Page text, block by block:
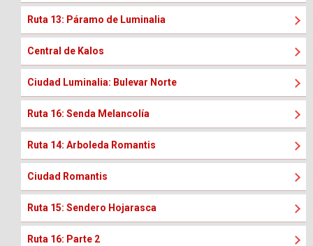
Ruta 13: Páramo de Luminalia
Central de Kalos
Ciudad Luminalia: Bulevar Norte
Ruta 16: Senda Melancolía
Ruta 14: Arboleda Romantis
Ciudad Romantis
Ruta 15: Sendero Hojarasca
Ruta 16: Parte 2